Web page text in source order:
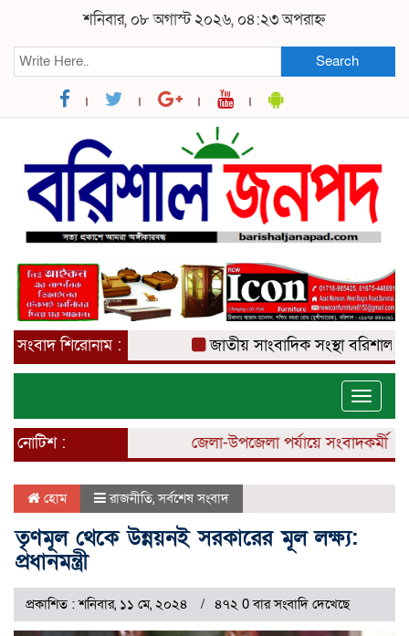
শনিবার, ০৮ অগাস্ট ২০২৬, ০৪:২৩ অপরাহ্ন
Search
সংবাদ শিরোনাম : জাতীয় সাংবাদিক সংস্থা বরিশাল
Toggle
নোটিশ :
জেলা-উপজেলা পর্যায়ে সংবাদকর্মী
হোম রাজনীতি,সর্বশেষ সংবাদ
তৃণমূল থেকে উন্নয়নই সরকারের মূল লক্ষ্য:
প্রধানমন্ত্রী
প্রকাশিত : শনিবার, ১১ মে, ২০২৪ ৪৭২ 0 বার সংবাদি দেখেছে